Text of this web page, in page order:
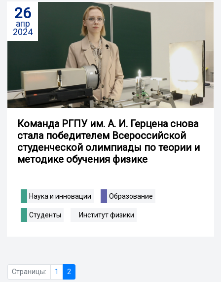
26
апр
2024
Команда РГПУ им. А. И. Герцена снова
стала победителем Всероссийской
студенческой олимпиады по теории и
методике обучения физике
Наука и инновации Образование
Студенты Институт физики
Страницы: 1 2